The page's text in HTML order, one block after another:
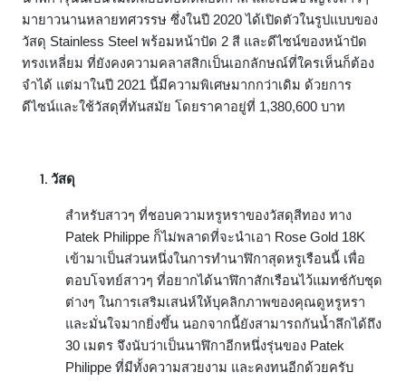
มายาวนานหลายทศวรรษ ซึ่งในปี 2020 ได้เปิดตัวในรูปแบบของ
วัสดุ Stainless Steel พร้อมหน้าปัด 2 สี และดีไซน์ของหน้าปัด
ทรงเหลี่ยม ที่ยังคงความคลาสสิกเป็นเอกลักษณ์ที่ใครเห็นก็ต้อง
จำได้ แต่มาในปี 2021 นี้มีความพิเศษมากกว่าเดิม ด้วยการ
ดีไซน์และใช้วัสดุที่ทันสมัย โดยราคาอยู่ที่ 1,380,600 บาท
วัสดุ
สำหรับสาวๆ ที่ชอบความหรูหราของวัสดุสีทอง ทาง
Patek Philippe ก็ไม่พลาดที่จะนำเอา Rose Gold 18K
เข้ามาเป็นส่วนหนึ่งในการทำนาฬิกาสุดหรูเรือนนี้ เพื่อ
ตอบโจทย์สาวๆ ที่อยากได้นาฬิกาสักเรือนไว้แมทช์กับชุด
ต่างๆ ในการเสริมเสน่ห์ให้บุคลิกภาพของคุณดูหรูหรา
และมั่นใจมากยิ่งขึ้น นอกจากนี้ยังสามารถกันน้ำลึกได้ถึง
30 เมตร จึงนับว่าเป็นนาฬิกาอีกหนึ่งรุ่นของ Patek
Philippe ที่มีทั้งความสวยงาม และคงทนอีกด้วยครับ